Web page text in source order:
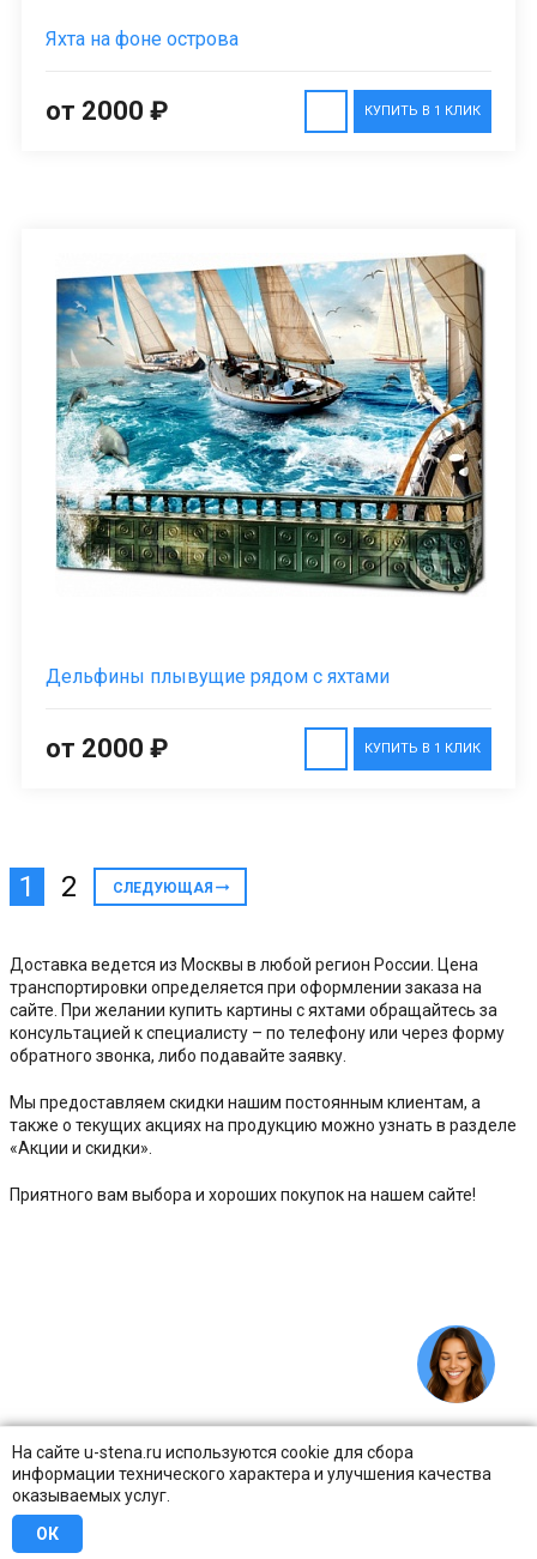
На сайте u-stena.ru используются cookie для сбора
информации технического характера и улучшения качества
оказываемых услуг.
ОК
Яхта на фоне острова
КУПИТЬ В 1 КЛИК
от 2000 ₽
Дельфины плывущие рядом с яхтами
КУПИТЬ В 1 КЛИК
от 2000 ₽
1 2 СЛЕДУЮЩАЯ
Доставка ведется из Москвы в любой регион России. Цена
транспортировки определяется при оформлении заказа на
сайте. При желании купить картины с яхтами обращайтесь за
консультацией к специалисту – по телефону или через форму
обратного звонка, либо подавайте заявку.
Мы предоставляем скидки нашим постоянным клиентам, а
также о текущих акциях на продукцию можно узнать в разделе
«Акции и скидки».
Приятного вам выбора и хороших покупок на нашем сайте!